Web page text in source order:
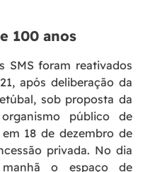
100 anos
SMS foram reativados
após deliberação da
sob proposta da
público de
18 de dezembro de
privada. No dia
o espaço de